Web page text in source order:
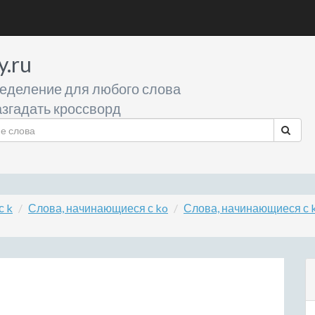
для любого слова
кроссворд
k Слова, начинающиеся с ko Слова, начинающиеся с